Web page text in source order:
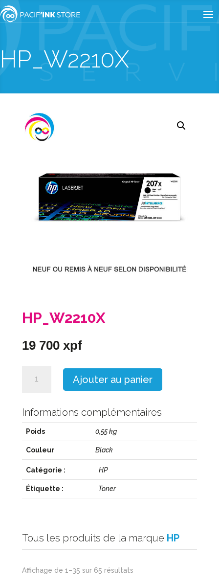
HP_W2210X
HP_W2210X
19 700 xpf
Ajouter au panier
Informations complémentaires
Poids 0,55 kg
Couleur Black
Catégorie : HP
Étiquette : Toner
Tous les produits de la marque HP
Affichage de 1–35 sur 65 résultats